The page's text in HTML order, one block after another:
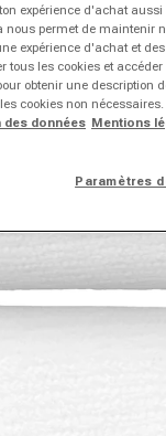
expérience d'achat
nous permet de maintenir
expérience d'achat et
tous les cookies et
obtenir une description
cookies non nécessaires.
des données Mentions
Paramètres